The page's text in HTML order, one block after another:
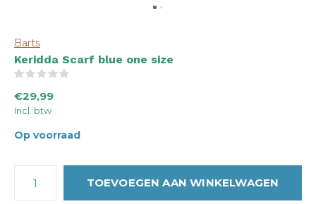
Barts
Keridda Scarf blue one size
€29,99
Incl. btw
Op voorraad
TOEVOEGEN AAN WINKELWAGEN